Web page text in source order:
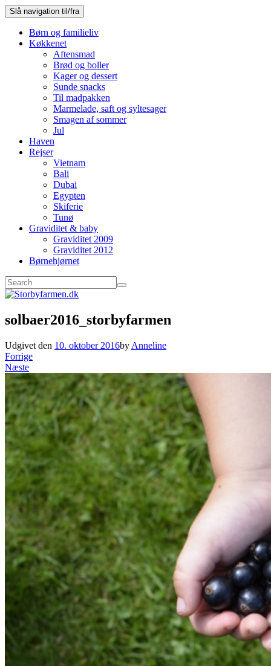
Slå navigation til/fra
Børn og familieliv
Køkkenet
Aftensmad
Brød og boller
Kager og dessert
Sunde snacks
Til madpakken
Marmelade, saft og syltesager
Smagen af sommer
Jul
Haven
Rejser
Vietnam
Bali
Dubai
Egypten
Skiferie
Tunø
Graviditet & baby
Graviditet 2009
Graviditet 2012
Børnehjørnet
solbaer2016_storbyfarmen
Udgivet den 10. oktober 2016by Anneline
Forrige
Næste